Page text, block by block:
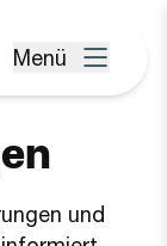
Menü öffnen
Menü
und